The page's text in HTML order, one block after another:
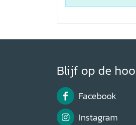
Blijf op de
Facebook
Instagram